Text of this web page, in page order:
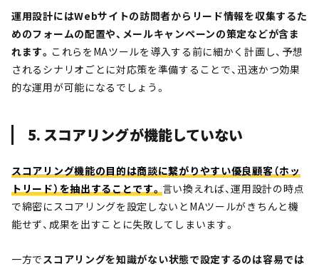
運用設計にはWebサイトの訪問者からリード情報を収集するた
めのフォームの配置や、メールキャンペーンの策定などが含ま
れます。 これらをMAツールを導入する前に細かく計画し、予想
されるシナリオごとに対応策を準備することで、迅速かつ効果
的な運用が可能になるでしょう。
5. スコアリングが機能していない
スコアリング機能の目的は商談に繋がりやすい優良顧客（ホッ
トリード）を抽出することです。言い換えれば、運用設計の時点
で綿密にスコアリングを設定しないとMAツールがきちんと機
能せず、成果を出すことに失敗してしまいます。
一方でスコアリングを知識がない状態で設定するのは容易では